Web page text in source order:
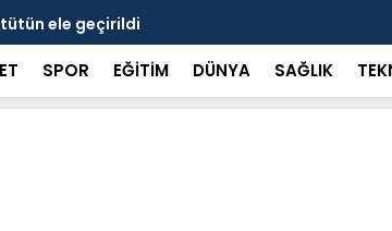
ele geçirildi
SPOR EĞİTİM DÜNYA SAĞLIK